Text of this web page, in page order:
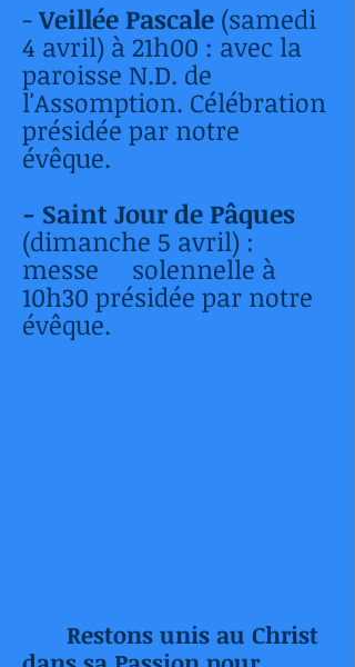
-Veillée Pascale (samedi
4 avril) à 21h00 : avec la
paroisse N.D. de
l'Assomption. Célébration
présidée par notre
évêque.
- Saint Jour de Pâques
(dimanche 5 avril) :
messe solennelle à
10h30 présidée par notre
évêque.
Restons unis au Christ